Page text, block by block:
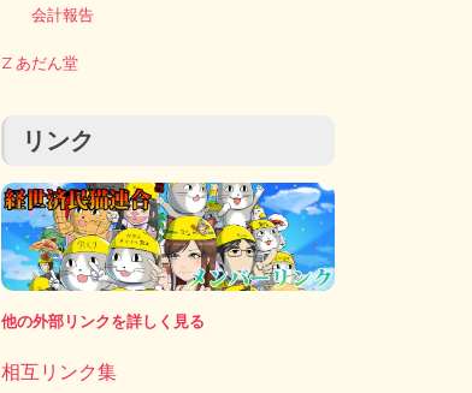
会計報告
Z あだん堂
リンク
他の外部リンクを詳しく見る
相互リンク集